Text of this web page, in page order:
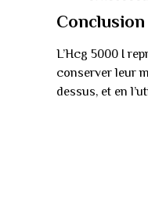
Conclusion
L’Hcg 5000 I
conserver leur
dessus, et en